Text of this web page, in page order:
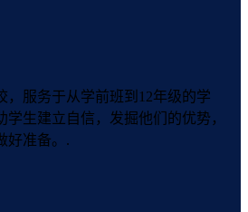
，服务于从学前班到12年级的学
学生建立自信，发掘他们的优势，
好准备。.